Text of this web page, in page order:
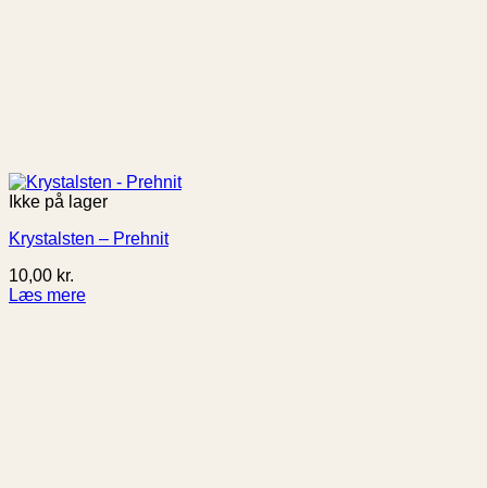
Ikke på lager
Krystalsten – Prehnit
10,00 kr.
Læs mere